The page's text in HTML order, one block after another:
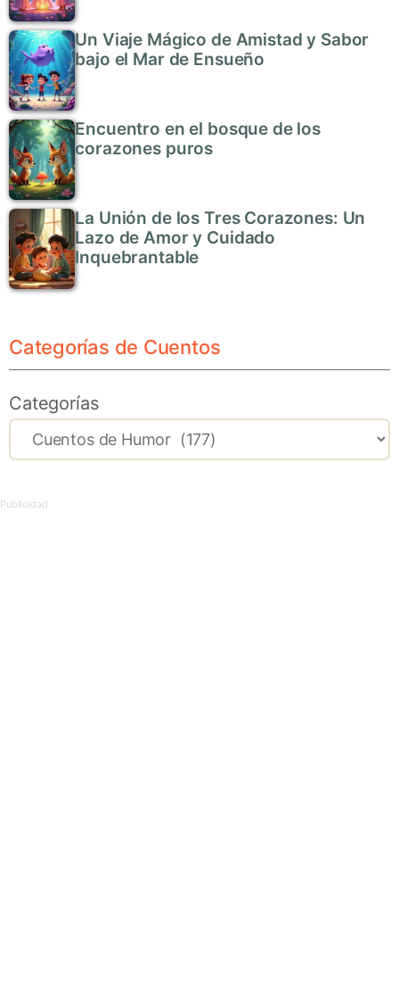
Un Viaje Mágico de Amistad y Sabor
bajo el Mar de Ensueño
Encuentro en el bosque de los
corazones puros
La Unión de los Tres Corazones: Un
Lazo de Amor y Cuidado
Inquebrantable
Categorías de Cuentos
Categorías